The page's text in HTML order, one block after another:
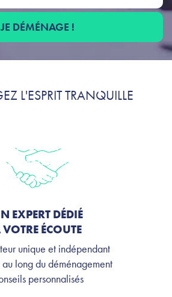
on s'occupe
gratuitement dans
déménageurs
de contrats.
JE DÉMÉNAGE !
L'ESPRIT TRANQUILLE
EXPERT DÉDIÉ
ÉCOUTE
unique et indépendant
au long du déménagement
personnalisés